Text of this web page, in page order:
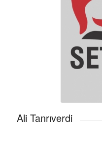
Ali Tanrıverdi